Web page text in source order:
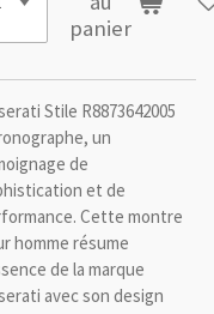
panier
Stile R8873642005
un
de
et de
Cette montre
homme résume
de la marque
avec son design